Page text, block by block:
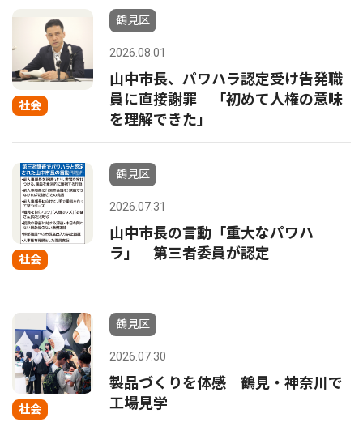
社会
鶴見区
2026.08.01
山中市長、パワハラ認定受け告発職
員に直接謝罪 「初めて人権の意味
を理解できた」
社会
鶴見区
2026.07.31
山中市長の言動「重大なパワハ
ラ」 第三者委員が認定
社会
鶴見区
2026.07.30
製品づくりを体感 鶴見・神奈川で
工場見学